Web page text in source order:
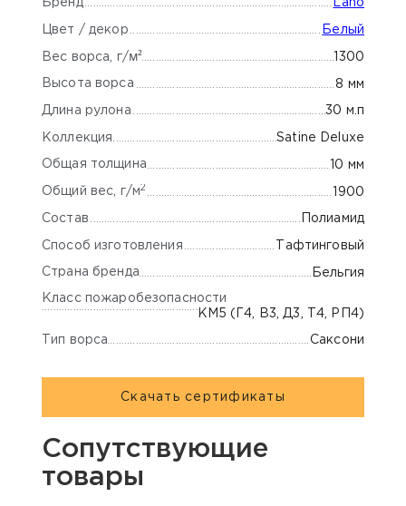
Бренд Lano
Цвет / декор Белый
Вес ворса, г/м² 1300
Высота ворса 8 мм
Длина рулона 30 м.п
Коллекция Satine Deluxe
Общая толщина 10 мм
Общий вес, г/м2 1900
Состав Полиамид
Способ изготовления Тафтинговый
Страна бренда Бельгия
Класс пожаробезопасности
КМ5 (Г4, В3, Д3, Т4, РП4)
Тип ворса Саксони
Скачать сертификаты
Сопутствующие
товары